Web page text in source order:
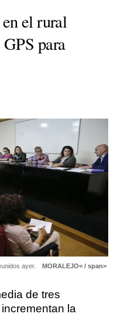
el rural
para
ayer. MORALEJO< / span>
de tres
la